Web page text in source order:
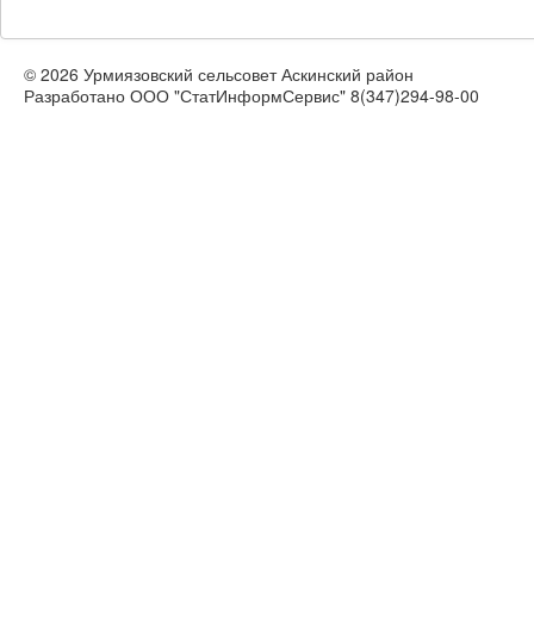
© 2026 Урмиязовский сельсовет Аскинский район
Разработано ООО "СтатИнформСервис" 8(347)294-98-00